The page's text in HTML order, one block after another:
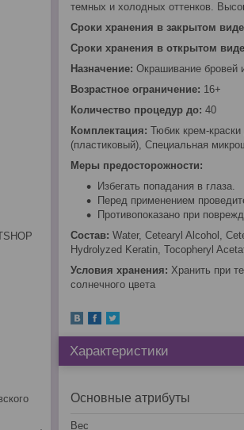
темных и холодных оттенков.
Сроки хранения в закрытом
Сроки хранения в открытом
Назначение: Окрашивание бровей
Возрастное ограничение: 16+
Количество процедур до: 40
Комплектация: Тюбик крем-
(пластиковый), Специальная
Меры предосторожности:
Избегать попадания в глаза.
Перед применением
Противопоказано при
Состав: Water, Сetearyl Alcohol,
Hydrolyzed Keratin, Tocopheryl
Условия хранения: Хранить при
солнечного цвета
Характеристики
Основные атрибуты
Вес